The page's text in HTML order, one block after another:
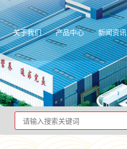
关于我们 产品中心 新闻资讯